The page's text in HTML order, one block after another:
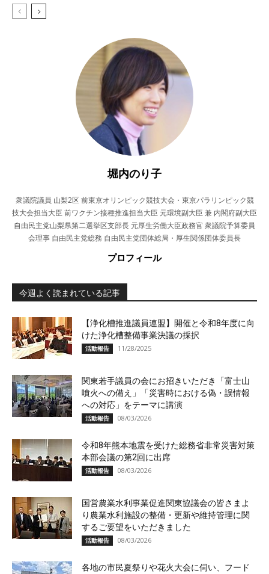
堀内のり子
衆議院議員 山梨2区 前東京オリンピック競技大会・東京パラリンピック競
技大会担当大臣 前ワクチン接種推進担当大臣 元環境副大臣 兼 内閣府副大臣
自由民主党山梨県第二選挙区支部長 元厚生労働大臣政務官 衆議院予算委員
会理事 自由民主党総務 自由民主党団体総局・厚生関係団体委員長
プロフィール
今週よく読まれている記事
【浄化槽推進議員連盟】開催と令和8年度に向
けた浄化槽整備事業決議の採択
活動報告 11/28/2025
関東若手議員の会にお招きいただき「富士山
噴火への備え」「災害時における偽・誤情報
への対応」をテーマに講演
活動報告 08/03/2026
令和8年熊本地震を受けた総務省非常災害対策
本部会議の第2回に出席
活動報告 08/03/2026
国営農業水利事業促進関東協議会の皆さまよ
り農業水利施設の整備・更新や維持管理に関
するご要望をいただきました
活動報告 08/03/2026
各地の市民夏祭りや花火大会に伺い、フード